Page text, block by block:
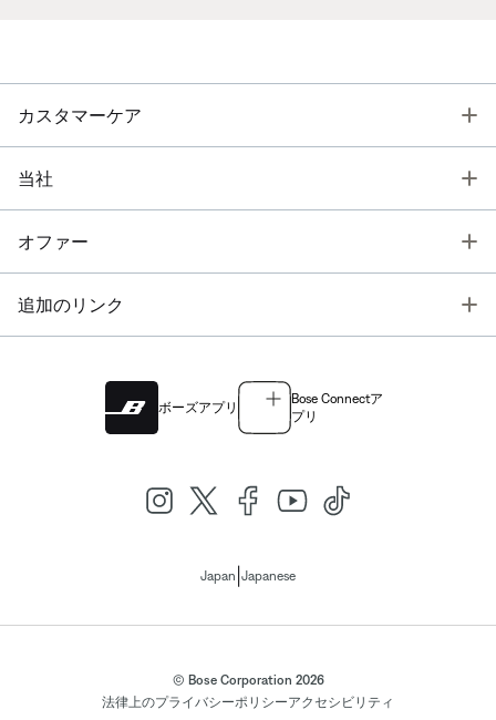
カスタマーケア
当社
オファー
追加のリンク
ボーズアプリ
Bose Connectア
プリ
Japan Japanese
© Bose Corporation 2026
法律上のプライバシーポリシーアクセシビリティ